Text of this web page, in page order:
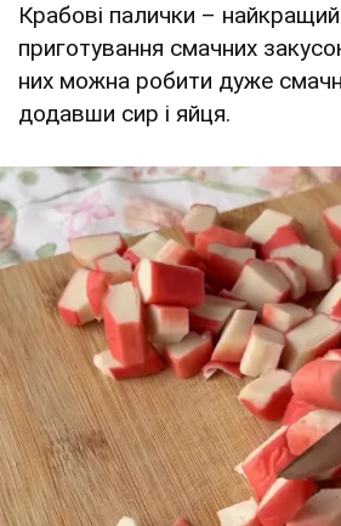
Крабові палички –
приготування смачних
них можна робити дуже
додавши сир і яйця.